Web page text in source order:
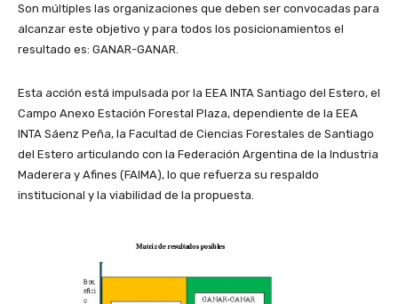
Son múltiples las organizaciones que deben ser convocadas para
alcanzar este objetivo y para todos los posicionamientos el
resultado es: GANAR-GANAR.
Esta acción está impulsada por la EEA INTA Santiago del Estero, el
Campo Anexo Estación Forestal Plaza, dependiente de la EEA
INTA Sáenz Peña, la Facultad de Ciencias Forestales de Santiago
del Estero articulando con la Federación Argentina de la Industria
Maderera y Afines (FAIMA), lo que refuerza su respaldo
institucional y la viabilidad de la propuesta.